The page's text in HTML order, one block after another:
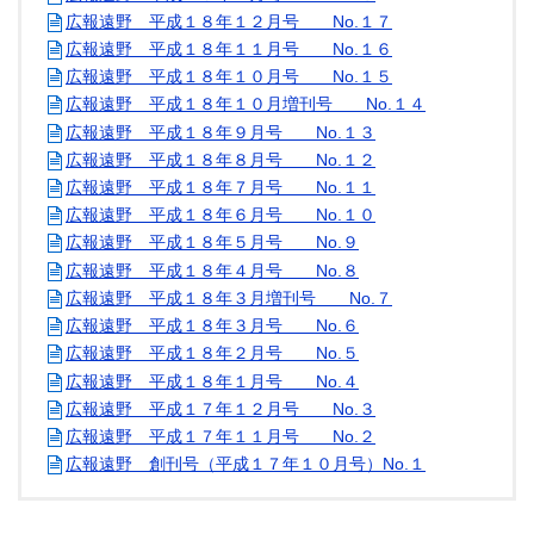
広報遠野 平成１８年１２月号 No.１７
広報遠野 平成１８年１１月号 No.１６
広報遠野 平成１８年１０月号 No.１５
広報遠野 平成１８年１０月増刊号 No.１４
広報遠野 平成１８年９月号 No.１３
広報遠野 平成１８年８月号 No.１２
広報遠野 平成１８年７月号 No.１１
広報遠野 平成１８年６月号 No.１０
広報遠野 平成１８年５月号 No.９
広報遠野 平成１８年４月号 No.８
広報遠野 平成１８年３月増刊号 No.７
広報遠野 平成１８年３月号 No.６
広報遠野 平成１８年２月号 No.５
広報遠野 平成１８年１月号 No.４
広報遠野 平成１７年１２月号 No.３
広報遠野 平成１７年１１月号 No.２
広報遠野 創刊号（平成１７年１０月号）No.１